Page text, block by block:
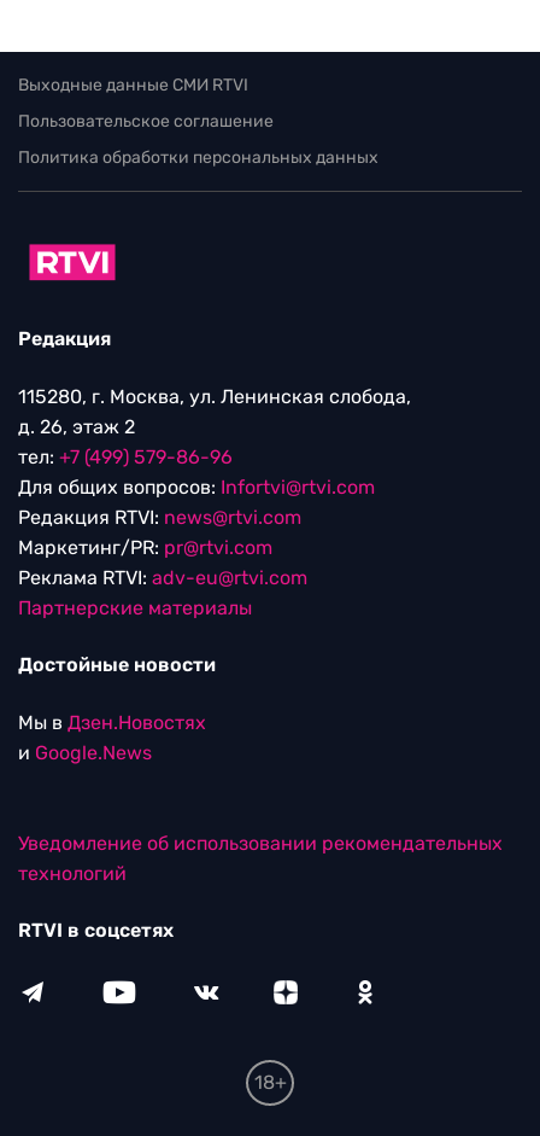
Выходные данные СМИ RTVI
Пользовательское соглашение
Политика обработки персональных данных
Редакция
115280, г. Москва, ул. Ленинская слобода,
д. 26, этаж 2
тел: +7 (499) 579-86-96
Для общих вопросов: Infortvi@rtvi.com
Редакция RTVI: news@rtvi.com
Маркетинг/PR: pr@rtvi.com
Реклама RTVI: adv-eu@rtvi.com
Партнерские материалы
Достойные новости
Мы в Дзен.Новостях
и Google.News
Уведомление об использовании рекомендательных
технологий
RTVI в соцсетях
18+